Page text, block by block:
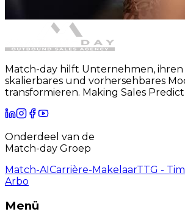
Match-day hilft Unternehmen, ihren
skalierbares und vorhersehbares
transformieren. Making Sales
Onderdeel van de
Match-day Groep
Match-AI Carrière-MakelaarTTG -
Arbo
Menü